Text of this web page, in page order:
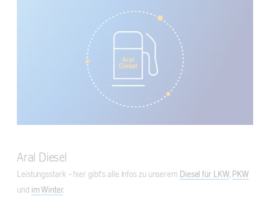
Aral Diesel
Leistungsstark – hier gibt’s alle Infos zu unserem Diesel für LKW, PKW
und im Winter.